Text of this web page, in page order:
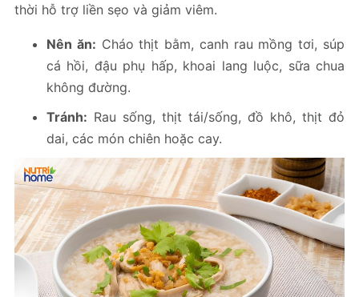
thời hỗ trợ liền sẹo và giảm viêm.
Nên ăn: Cháo thịt bằm, canh rau mồng tơi, súp
cá hồi, đậu phụ hấp, khoai lang luộc, sữa chua
không đường.
Tránh: Rau sống, thịt tái/sống, đồ khô, thịt đỏ
dai, các món chiên hoặc cay.